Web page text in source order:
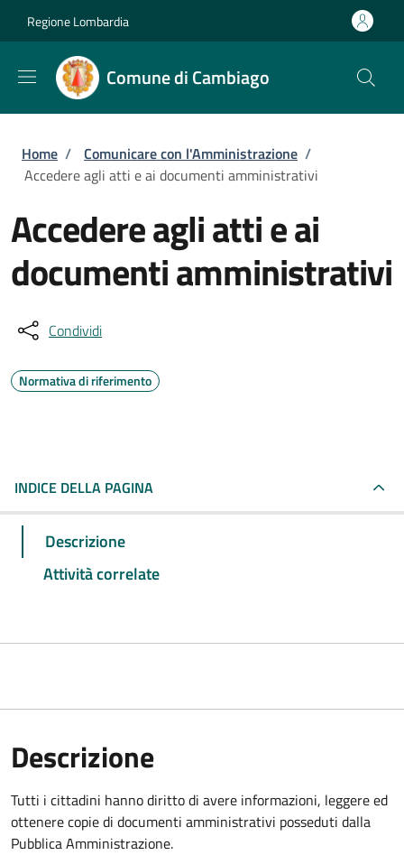
Regione Lombardia
Comune di Cambiago
Briciole di pane
Home / Comunicare con l'Amministrazione /
Accedere agli atti e ai documenti amministrativi
Accedere agli atti e ai
documenti amministrativi
Condividi
Normativa di riferimento
INDICE DELLA PAGINA
Descrizione
Attività correlate
Descrizione
Tutti i cittadini hanno diritto di avere informazioni, leggere ed
ottenere copie di documenti amministrativi posseduti dalla
Pubblica Amministrazione.